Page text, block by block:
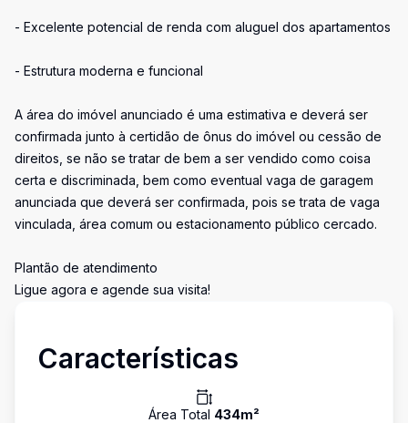
- Excelente potencial de renda com aluguel dos apartamentos
- Estrutura moderna e funcional
A área do imóvel anunciado é uma estimativa e deverá ser
confirmada junto à certidão de ônus do imóvel ou cessão de
direitos, se não se tratar de bem a ser vendido como coisa
certa e discriminada, bem como eventual vaga de garagem
anunciada que deverá ser confirmada, pois se trata de vaga
vinculada, área comum ou estacionamento público cercado.
Plantão de atendimento
Ligue agora e agende sua visita!
Características
Área Total 434m²